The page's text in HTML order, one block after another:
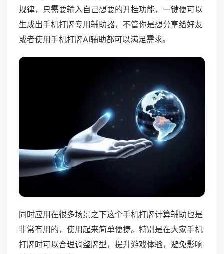
规律，只需要输入自己想要的开挂功能，一键便可以
生成出手机打牌专用辅助器，不管你是想分享给好友
或者使用手机打牌AI辅助都可以满足需求。
同时应用在很多场景之下这个手机打牌计算辅助也是
非常有用的，使用起来简单便捷。特别是在大家手机
打牌时可以合理调整牌型，提升游戏体验，避免影响